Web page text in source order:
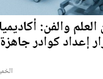
العلم والفن:
إعداد كوادر
الخميس